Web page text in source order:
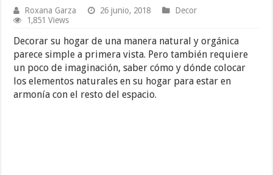
Roxana Garza 26 junio, 2018
Decor
1,851 Views
Decorar su hogar de una manera natural y orgánica
parece simple a primera vista. Pero también requiere
un poco de imaginación, saber cómo y dónde colocar
los elementos naturales en su hogar para estar en
armonía con el resto del espacio.